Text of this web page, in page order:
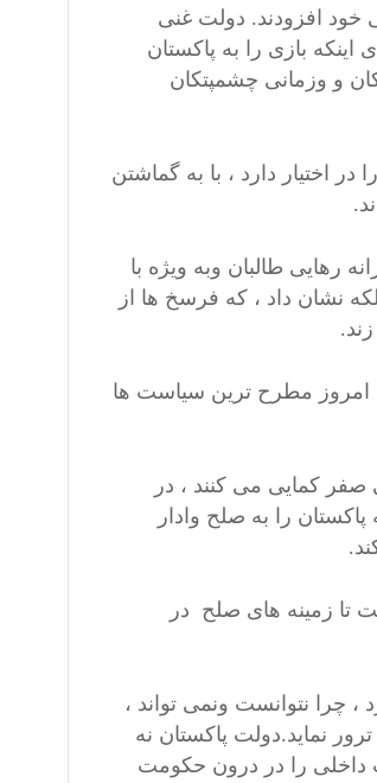
خود افزودند. دولت غنی
اینکه بازی را به پاکستان
و وزمانی چشمپتکان
اختیار دارد ، با به گماشتن
رهایی طالبان وبه ویژه با
نشان داد ، که فرسخ ها از
امروز مطرح ترین سیاست ها
کمایی می کنند ، در
را به صلح وادار
تا زمینه های صلح در
چرا نتوانست ونمی تواند ،
نماید.دولت پاکستان نه
داخلی را در درون حکومت